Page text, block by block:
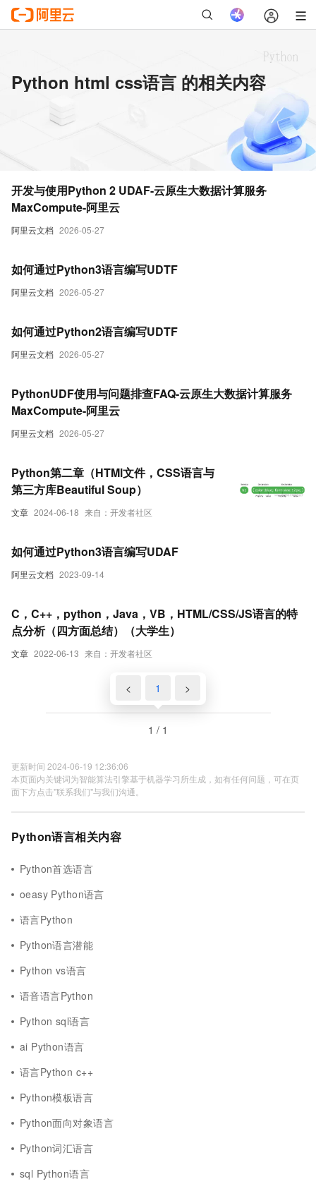
Python html css语言 的相关内容
阿里云文档 2026-05-27
开发与使用Python 2 UDAF-云原生大数据计算服务
MaxCompute-阿里云
阿里云文档 2026-05-27
如何通过Python3语言编写UDTF
阿里云文档 2026-05-27
如何通过Python2语言编写UDTF
阿里云文档 2026-05-27
PythonUDF使用与问题排查FAQ-云原生大数据计算服务
MaxCompute-阿里云
文章 2024-06-18 来自：开发者社区
Python第二章（HTMl文件，CSS语言与
第三方库Beautiful Soup）
阿里云文档 2023-09-14
如何通过Python3语言编写UDAF
文章 2022-06-13 来自：开发者社区
C，C++，python，Java，VB，HTML/CSS/JS语言的特
点分析（四方面总结）（大学生）
< 1 >
1 / 1
更新时间 2024-06-19 12:36:06
本页面内关键词为智能算法引擎基于机器学习所生成，如有任何问题，可在页
面下方点击"联系我们"与我们沟通。
Python语言相关内容
Python首选语言
oeasy Python语言
语言Python
Python语言潜能
Python vs语言
语音语言Python
Python sql语言
ai Python语言
语言Python c++
Python模板语言
Python面向对象语言
Python词汇语言
sql Python语言